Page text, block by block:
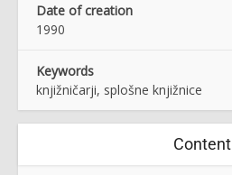
Date of creation
1990
Keywords
knjižničarji, splošne knjižnice
Content